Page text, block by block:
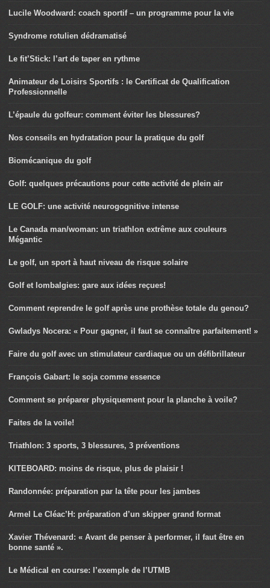
Lucile Woodward: coach sportif – un programme pour la vie
Syndrome rotulien dédramatisé
Le fit’Stick: l’art de taper en rythme
Animateur de Loisirs Sportifs : le Certificat de Qualification
Professionnelle
L’épaule du golfeur: comment éviter les blessures?
Nos conseils en hydratation pour la pratique du golf
Biomécanique du golf
Golf: quelques précautions pour cette activité de plein air
LE GOLF: une activité neurogognitive intense
Le Canada man/woman: un triathlon extrême aux couleurs
Mégantic
Le golf, un sport à haut niveau de risque solaire
Golf et lombalgies: gare aux idées reçues!
Comment reprendre le golf après une prothèse totale du genou?
Gwladys Nocera: « Pour gagner, il faut se connaître parfaitement! »
Faire du golf avec un stimulateur cardiaque ou un défibrillateur
François Gabart: le soja comme essence
Comment se préparer physiquement pour la planche à voile?
Faites de la voile!
Triathlon: 3 sports, 3 blessures, 3 préventions
KITEBOARD: moins de risque, plus de plaisir !
Randonnée: préparation par la tête pour les jambes
Armel Le Cléac’H: préparation d’un skipper grand format
Xavier Thévenard: « Avant de penser à performer, il faut être en
bonne santé ».
Le Médical en course: l’exemple de l’UTMB